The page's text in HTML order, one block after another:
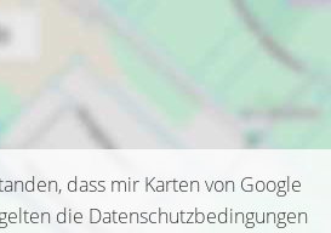
dass mir Karten von Google
die Datenschutzbedingungen